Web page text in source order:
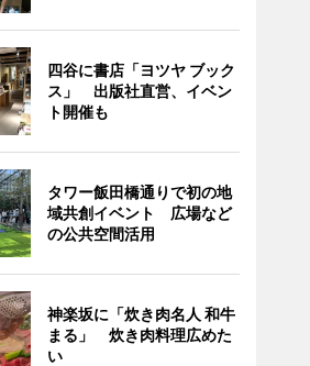
四谷に書店「ヨツヤ ブック
ス」 出版社直営、イベン
ト開催も
タワー飯田橋通りで初の地
域共創イベント 広場など
の公共空間活用
神楽坂に「炊き肉名人 和牛
まる」 炊き肉料理広めた
い